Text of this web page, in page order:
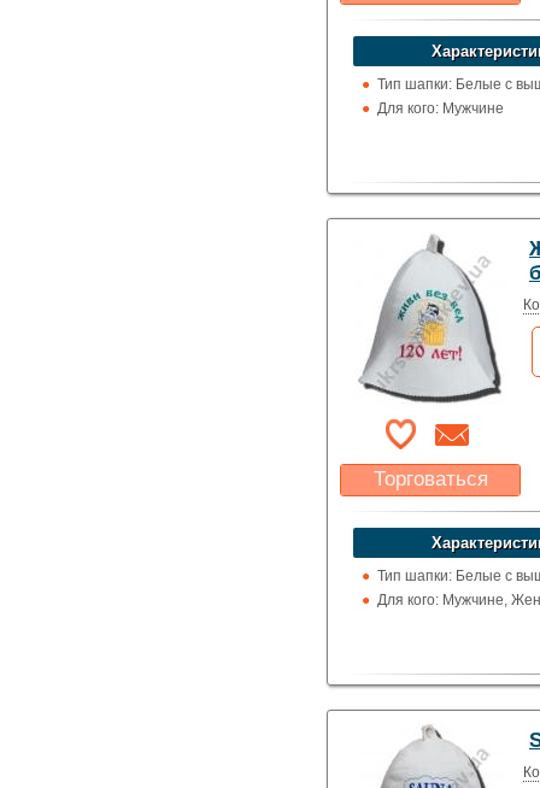
Какая цена Вас
устроит?
Указать цену
Тип шапки: Белые с
Для кого: Мужчине
Торговаться
Какая цена Вас
устроит?
Указать цену
Тип шапки: Белые с
Для кого: Мужчине,